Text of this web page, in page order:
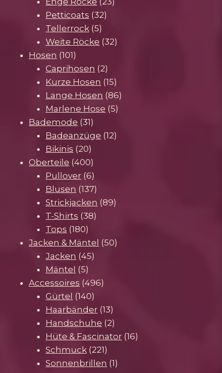
Petticoats 3232
Tellerrock 55
Produkte
Weite Röcke 3232
Hosen 101101
Produkte
Caprihosen 22
Produkte
Kurze Hosen 1515
Produkte
Lange Hosen 8686
Marlene Hose 55
Bademode 3131
Produkte
Badeanzüge 1212
Bikinis 2020
Produkte
Oberteile 400400
Produkte
Pullover 66
Produkte
Blusen 137137
Produkte
Strickjacken 8989
T-Shirts 3838
Tops 180180
Produkte
Jacken & Mäntel 5050
Jacken 4545
Mäntel 55
Produkte
Accessoires 496496
Gürtel 140140
Produkte
Haarbänder 1313
Produkte
Handschuhe 22
Produkte
Hüte & Fascinator 1616
Schmuck 221221
Produkte
Sonnenbrillen 11